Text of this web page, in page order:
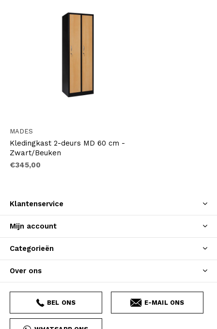
MADES
Kledingkast 2-deurs MD 60 cm -
Zwart/Beuken
€345,00
Klantenservice
Mijn account
Categorieën
Over ons
BEL ONS E-MAIL ONS